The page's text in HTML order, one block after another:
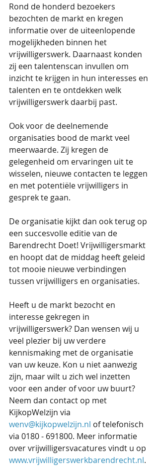
Rond de honderd bezoekers
bezochten de markt en kregen
informatie over de uiteenlopende
mogelijkheden binnen het
vrijwilligerswerk. Daarnaast konden
zij een talentenscan invullen om
inzicht te krijgen in hun interesses en
talenten en te ontdekken welk
vrijwilligerswerk daarbij past.
Ook voor de deelnemende
organisaties bood de markt veel
meerwaarde. Zij kregen de
gelegenheid om ervaringen uit te
wisselen, nieuwe contacten te leggen
en met potentiële vrijwilligers in
gesprek te gaan.
De organisatie kijkt dan ook terug op
een succesvolle editie van de
Barendrecht Doet! Vrijwilligersmarkt
en hoopt dat de middag heeft geleid
tot mooie nieuwe verbindingen
tussen vrijwilligers en organisaties.
Heeft u de markt bezocht en
interesse gekregen in
vrijwilligerswerk? Dan wensen wij u
veel plezier bij uw verdere
kennismaking met de organisatie
van uw keuze. Kon u niet aanwezig
zijn, maar wilt u zich wel inzetten
voor een ander of voor uw buurt?
Neem dan contact op met
KijkopWelzijn via
wenv@kijkopwelzijn.nl of telefonisch
via 0180 - 691800. Meer informatie
over vrijwilligersvacatures vindt u op
www.vrijwilligerswerkbarendrecht.nl.